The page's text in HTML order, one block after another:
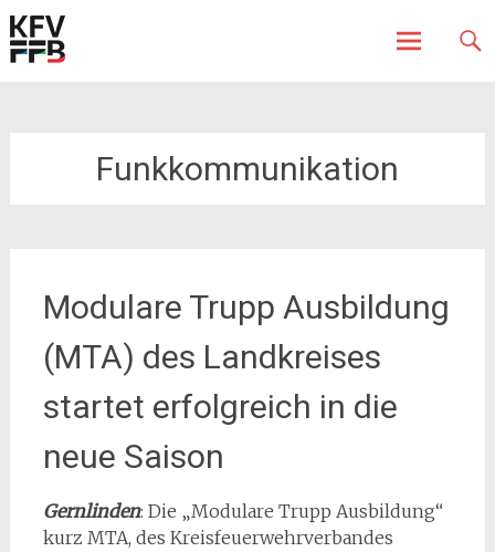
Funkkommunikation
Modulare Trupp Ausbildung
(MTA) des Landkreises
startet erfolgreich in die
neue Saison
Gernlinden: Die „Modulare Trupp Ausbildung“
kurz MTA, des Kreisfeuerwehrverbandes